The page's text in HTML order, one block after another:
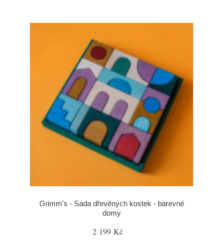
Grimm's - Sada dřevěných kostek - barevné
domy
2 199 Kč